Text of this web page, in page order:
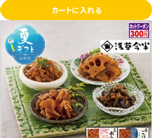
カートに入れる